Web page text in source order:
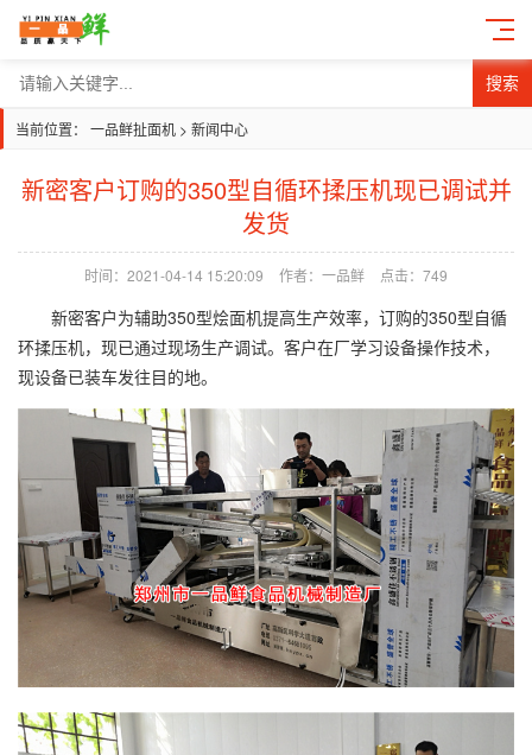
搜索
当前位置： 一品鲜扯面机 > 新闻中心
新密客户订购的350型自循环揉压机现已调试并
发货
时间：2021-04-14 15:20:09 作者：一品鲜 点击：749
新密客户为辅助350型烩面机提高生产效率，订购的350型自循
环揉压机，现已通过现场生产调试。客户在厂学习设备操作技术，
现设备已装车发往目的地。